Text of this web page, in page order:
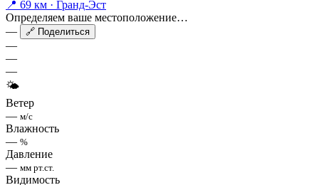
📍 69 км · Гранд-Эст
Определяем ваше местоположение…
—
🔗 Поделиться
—
—
—
🌤
Ветер
— м/с
Влажность
— %
Давление
— мм рт.ст.
Видимость